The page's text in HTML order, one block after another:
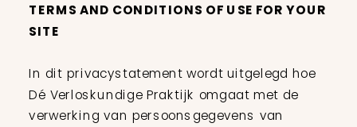
TERMS AND CONDITIONS OF USE FOR YOUR
SITE
In dit privacystatement wordt uitgelegd hoe
Dé Verloskundige Praktijk omgaat met de
verwerking van persoonsgegevens van